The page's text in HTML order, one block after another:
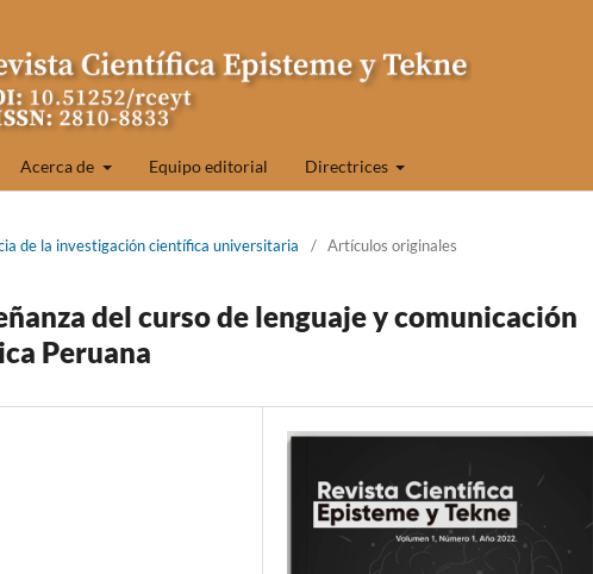
Acerca de Equipo editorial Directrices
de la investigación científica universitaria / Artículos originales
del curso de lenguaje y comunicación
Peruana